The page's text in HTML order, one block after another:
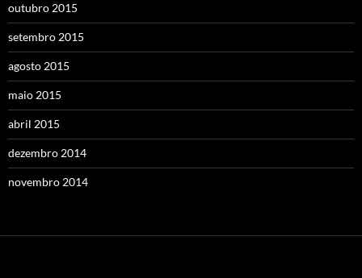
outubro 2015
setembro 2015
agosto 2015
maio 2015
abril 2015
dezembro 2014
novembro 2014